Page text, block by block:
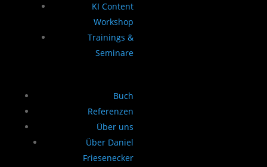
KI Content
Workshop
Trainings &
Seminare
Buch
Referenzen
Über uns
Über Daniel
Friesenecker